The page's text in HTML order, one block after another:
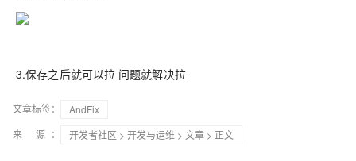
3.保存之后就可以拉 问题就解决拉
文章标签：
AndFix
来 源：
开发者社区 > 开发与运维 > 文章 > 正文